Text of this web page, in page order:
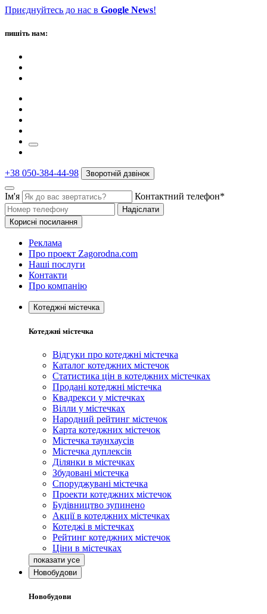
Приєднуйтесь до нас в Google News!
пишіть нам:
+38 050-384-44-98 Зворотній дзвінок
Ім'я Контактний телефон*
Надіслати
Корисні посилання
Реклама
Про проект Zagorodna.com
Наші послуги
Контакти
Про компанію
Котеджні містечка
Котеджні містечка
Відгуки про котеджні містечка
Каталог котеджних містечок
Статистика цін в котеджних містечках
Продані котеджні містечка
Квадрекси у містечках
Вілли у містечках
Народний рейтинг містечок
Карта котеджних містечок
Містечка таунхаусів
Містечка дуплексів
Ділянки в містечках
Збудовані містечка
Споруджувані містечка
Проекти котеджних містечок
Будівництво зупинено
Акції в котеджних містечках
Котеджі в містечках
Рейтинг котеджних містечок
Ціни в містечках
Новобудови
Новобудови